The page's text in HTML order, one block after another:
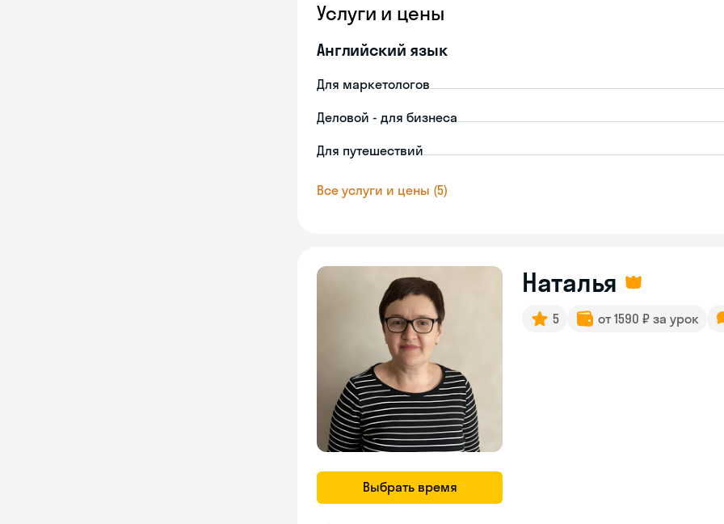
Услуги и цены
Английский язык
Для маркетологов
Деловой - для бизнеса
Для путешествий
Все услуги и цены (5)
Выбрать время
Наталья
5 от 1590 ₽ за урок